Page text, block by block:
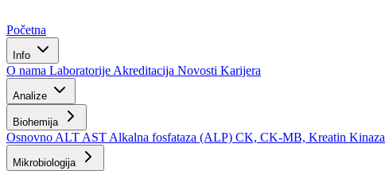
Početna
Info
O nama Laboratorije Akreditacija Novosti Karijera
Analize
Biohemija
Osnovno ALT AST Alkalna fosfataza (ALP) CK, CK-MB, Kreatin Kinaza
Mikrobiologija